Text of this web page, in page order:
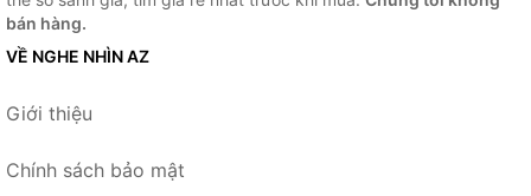
bán hàng.
VỀ NGHE NHÌN AZ
Giới thiệu
Chính sách bảo mật